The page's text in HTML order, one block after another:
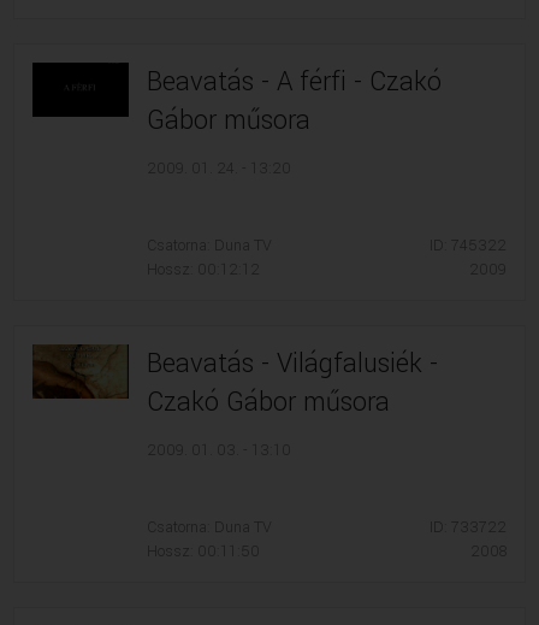
Beavatás - A férfi - Czakó
Gábor műsora
2009. 01. 24. - 13:20
Csatorna: Duna TV
Hossz: 00:12:12
ID: 745322
Beavatás - Világfalusiék -
Czakó Gábor műsora
Csatorna: Duna TV
Hossz: 00:11:50
ID: 733722